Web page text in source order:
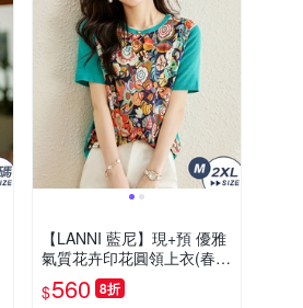
【LANNI 藍尼】現+預 優雅
氣質花卉印花圓領上衣(春
夏/短袖/舒適質感/通勤)
$560 8折